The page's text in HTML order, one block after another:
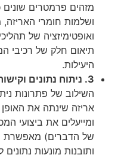
מזהים פרמטרים שונים
ושלמות חומרי
ואופטימיזציה של
תיאום חלק של רכיבי
היעילות.
3. ניתוח נתונים וקישוריות:
השילוב של פתרונות
אריזה שינתה את
של הדברים) מאפשרת
ותובנות מונעות